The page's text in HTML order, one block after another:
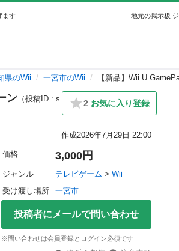
ます 地元の掲示板
県のWii 一宮市のWii 【新品】Wii U
ン （投稿ID : s
2 お気に入り登録
作成2026年7月29日 22:00
価格 3,000円
ジャンル テレビゲーム > Wii
受け渡し場所
一宮市
投稿者にメールで問い合わせ
※問い合わせは会員登録とログイン必須です